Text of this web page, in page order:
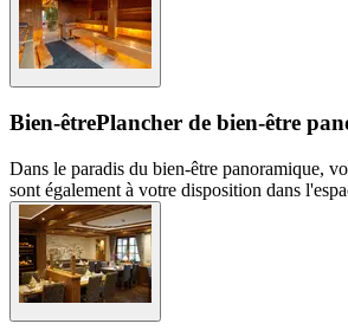
Bien-êtrePlancher de bien-être
Dans le paradis du bien-être panoramique,
sont également à votre disposition dans